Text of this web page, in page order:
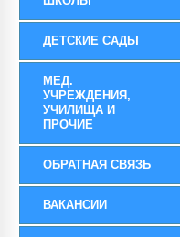
ДЕТСКИЕ САДЫ
МЕД.
УЧРЕЖДЕНИЯ,
УЧИЛИЩА И
ПРОЧИЕ
ОБРАТНАЯ СВЯЗЬ
ВАКАНСИИ